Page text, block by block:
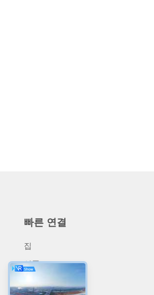
빠른 연결
집
상품